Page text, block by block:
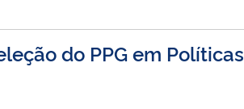
do PPG em Políticas